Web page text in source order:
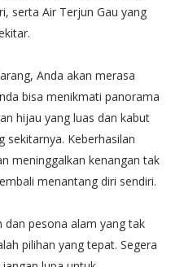
serta Air Terjun Gau yang
Anda akan merasa
bisa menikmati panorama
hijau yang luas dan kabut
sekitarnya. Keberhasilan
meninggalkan kenangan tak
menantang diri sendiri.
dan pesona alam yang tak
pilihan yang tepat. Segera